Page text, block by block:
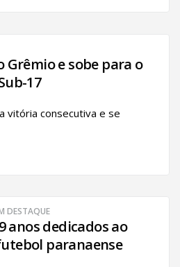
e sobe para o
17
vitória consecutiva e se
DESTAQUE
anos dedicados ao
paranaense